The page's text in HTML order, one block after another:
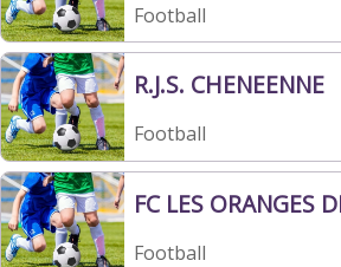
Football
R.J.S. CHENEENNE
Football
FC LES ORANGES
Football